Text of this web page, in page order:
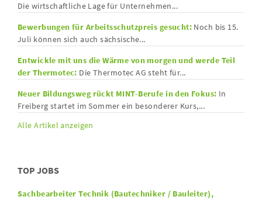
Die wirtschaftliche Lage für Unternehmen...
Bewerbungen für Arbeitsschutzpreis gesucht: Noch bis 15.
Juli können sich auch sächsische...
Entwickle mit uns die Wärme von morgen und werde Teil
der Thermotec: Die Thermotec AG steht für...
Neuer Bildungsweg rückt MINT-Berufe in den Fokus: In
Freiberg startet im Sommer ein besonderer Kurs,...
Alle Artikel anzeigen
TOP JOBS
Sachbearbeiter Technik (Bautechniker / Bauleiter),